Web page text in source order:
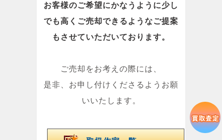
お客様のご希望にかなうように少し
でも高くご売却できるようなご提案
もさせていただいております。
ご売却をお考えの際には、
是非、お申し付けくださるようお願
いいたします。